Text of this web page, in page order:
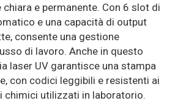
chiara e permanente. Con 6 slot di
e una capacità di output
consente una gestione
di lavoro. Anche in questo
laser UV garantisce una stampa
con codici leggibili e resistenti ai
chimici utilizzati in laboratorio.